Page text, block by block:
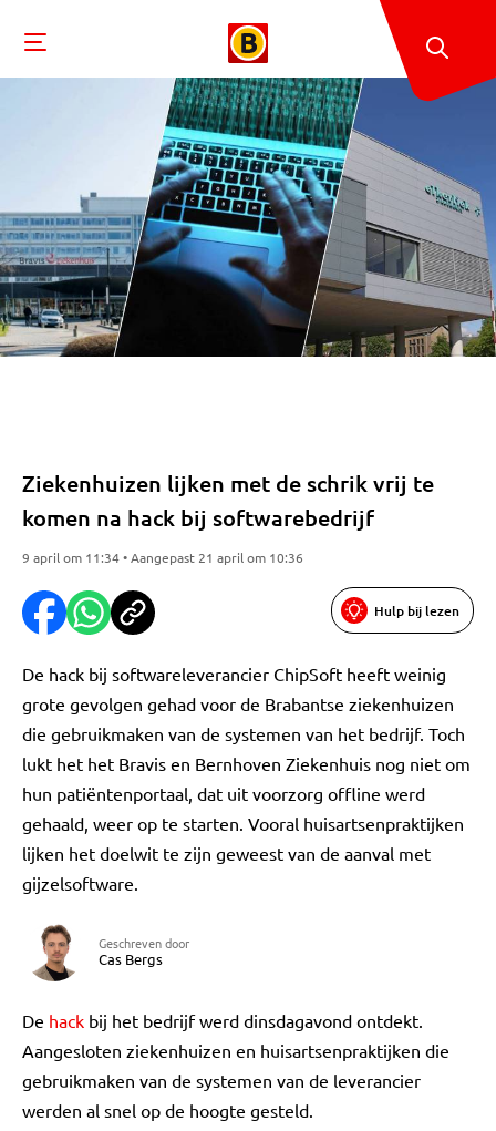
Ziekenhuizen lijken met de schrik vrij te
komen na hack bij softwarebedrijf
9 april om 11:34 • Aangepast 21 april om 10:36
Hulp bij lezen
De hack bij softwareleverancier ChipSoft heeft weinig
grote gevolgen gehad voor de Brabantse ziekenhuizen
die gebruikmaken van de systemen van het bedrijf. Toch
lukt het het Bravis en Bernhoven Ziekenhuis nog niet om
hun patiëntenportaal, dat uit voorzorg offline werd
gehaald, weer op te starten. Vooral huisartsenpraktijken
lijken het doelwit te zijn geweest van de aanval met
gijzelsoftware.
Geschreven door
Cas Bergs
De hack bij het bedrijf werd dinsdagavond ontdekt.
Aangesloten ziekenhuizen en huisartsenpraktijken die
gebruikmaken van de systemen van de leverancier
werden al snel op de hoogte gesteld.